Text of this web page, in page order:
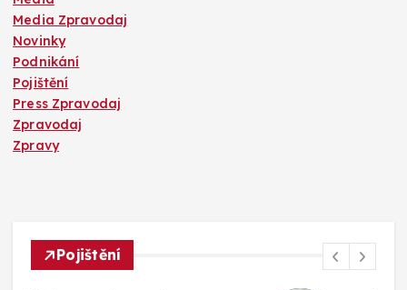
Media Zpravodaj
Novinky
Podnikání
Pojištění
Press Zpravodaj
Zpravodaj
Zpravy
Pojištění